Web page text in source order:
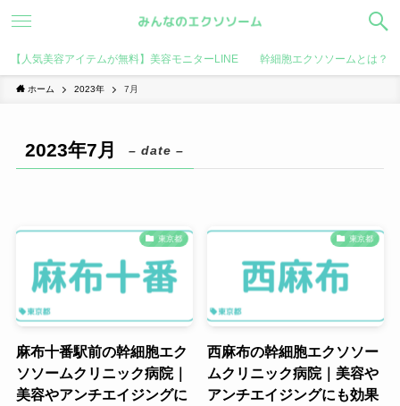
【人気美容アイテムが無料】美容モニターLINE 幹細胞エクソソームとは？
ホーム 2023年 7月
2023年7月 – date –
東京都
麻布十番駅前の幹細胞エク
ソソームクリニック病院｜
美容やアンチエイジングに
東京都
西麻布の幹細胞エクソソー
ムクリニック病院｜美容や
アンチエイジングにも効果